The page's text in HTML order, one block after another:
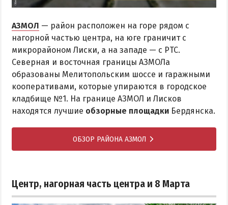
АЗМОЛ — район расположен на горе рядом с
нагорной частью центра, на юге граничит с
микрорайоном Лиски, а на западе — с РТС.
Северная и восточная границы АЗМОЛа
образованы Мелитопольским шоссе и гаражными
кооперативами, которые упираются в городское
кладбище №1. На границе АЗМОЛ и Лисков
находятся лучшие обзорные площадки Бердянска.
ОБЗОР РАЙОНА АЗМОЛ
Центр, нагорная часть центра и 8 Марта